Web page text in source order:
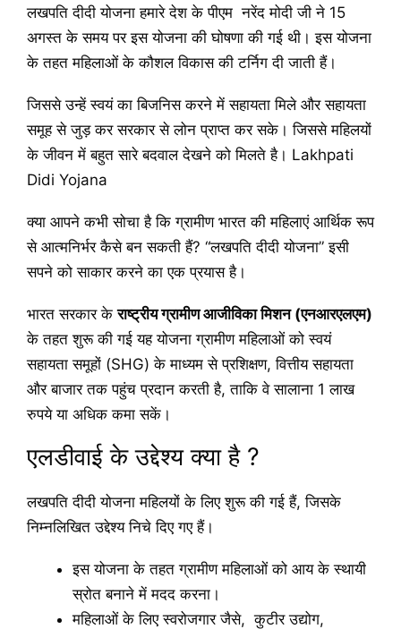
लखपति दीदी योजना हमारे देश के पीएम नरेंद मोदी जी ने 15
अगस्त के समय पर इस योजना की घोषणा की गई थी। इस योजना
के तहत महिलाओं के कौशल विकास की टर्निग दी जाती हैं।
जिससे उन्हें स्वयं का बिजनिस करने में सहायता मिले और सहायता
समूह से जुड़ कर सरकार से लोन प्राप्त कर सके। जिससे महिलयों
के जीवन में बहुत सारे बदवाल देखने को मिलते है। Lakhpati
Didi Yojana
क्या आपने कभी सोचा है कि ग्रामीण भारत की महिलाएं आर्थिक रूप
से आत्मनिर्भर कैसे बन सकती हैं? “लखपति दीदी योजना” इसी
सपने को साकार करने का एक प्रयास है।
भारत सरकार केराष्ट्रीय ग्रामीण आजीविका मिशन (एनआरएलएम)
के तहत शुरू की गई यह योजना ग्रामीण महिलाओं को स्वयं
सहायता समूहों (SHG) के माध्यम से प्रशिक्षण, वित्तीय सहायता
और बाजार तक पहुंच प्रदान करती है, ताकि वे सालाना 1 लाख
रुपये या अधिक कमा सकें।
एलडीवाई के उद्देश्य क्या है ?
लखपति दीदी योजना महिलयों के लिए शुरू की गई हैं, जिसके
निम्नलिखित उद्देश्य निचे दिए गए हैं।
इस योजना के तहत ग्रामीण महिलाओं को आय के स्थायी
स्रोत बनाने में मदद करना।
महिलाओं के लिए स्वरोजगार जैसे, कुटीर उद्योग,